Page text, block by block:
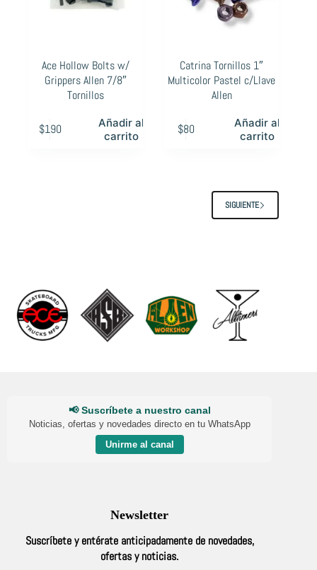
Ace Hollow Bolts w/
Grippers Allen 7/8″
Tornillos
$190
Añadir al
carrito
Catrina Tornillos 1″
Multicolor Pastel c/Llave
Allen
$80
Añadir al
carrito
SIGUIENTE
📢 Suscríbete a nuestro canal
Noticias, ofertas y novedades directo en tu WhatsApp
Unirme al canal
Newsletter
Suscríbete y entérate anticipadamente de novedades,
ofertas y noticias.